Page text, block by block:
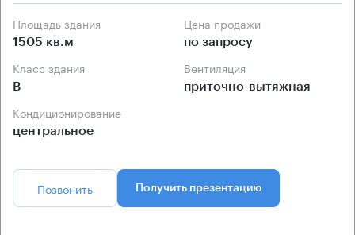
Площадь здания
1505 кв.м
Цена продажи
по запросу
Класс здания
B
Вентиляция
приточно-вытяжная
Кондиционирование
центральное
Позвонить Получить презентацию